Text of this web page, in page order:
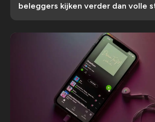
beleggers kijken verder dan volle